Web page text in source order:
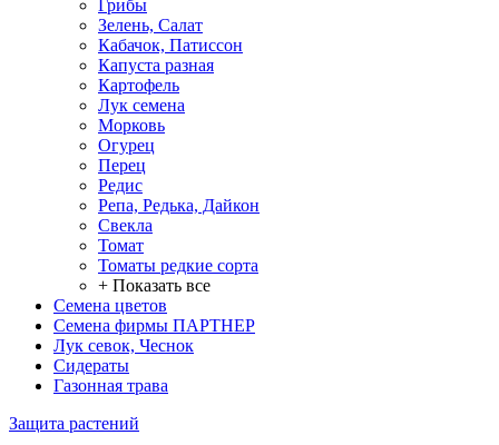
Грибы
Зелень, Салат
Кабачок, Патиссон
Капуста разная
Картофель
Лук семена
Морковь
Огурец
Перец
Редис
Репа, Редька, Дайкон
Свекла
Томат
Томаты редкие сорта
+ Показать все
Семена цветов
Семена фирмы ПАРТНЕР
Лук севок, Чеснок
Сидераты
Газонная трава
Защита растений